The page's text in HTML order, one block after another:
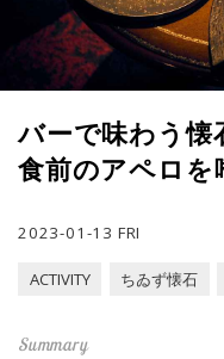
バーで味わう懐
食前のアペロを
2023-01-13 FRI
ACTIVITY ちゐず懐石